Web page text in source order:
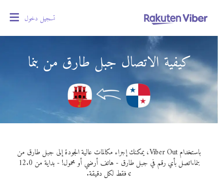
تسجيل دخول
كيفية الاتصال جبل طارق من بنما
باستخدام Viber Out، يمكنك إجراء مكالمات عالية الجودة إلى جبل طارق من
بنما.
اتصل بأي رقم في جبل طارق - هاتف أرضي أو محمول! - بداية من 12.0
¢ فقط لكل دقيقة.